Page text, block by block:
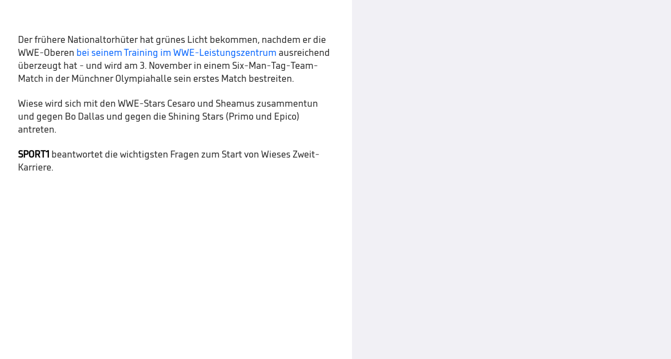
Der frühere Nationaltorhüter hat grünes Licht bekommen, nachdem er die
WWE-Oberen bei seinem Training im WWE-Leistungszentrum ausreichend
überzeugt hat - und wird am 3. November in einem Six-Man-Tag-Team-
Match in der Münchner Olympiahalle sein erstes Match bestreiten.
Wiese wird sich mit den WWE-Stars Cesaro und Sheamus zusammentun
und gegen Bo Dallas und gegen die Shining Stars (Primo und Epico)
antreten.
SPORT1 beantwortet die wichtigsten Fragen zum Start von Wieses Zweit-
Karriere.